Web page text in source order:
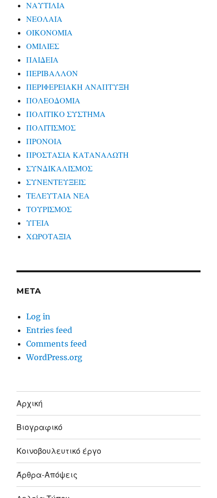
ΝΑΥΤΙΛΙΑ
ΝΕΟΛΑΙΑ
ΟΙΚΟΝΟΜΙΑ
ΟΜΙΛΙΕΣ
ΠΑΙΔΕΙΑ
ΠΕΡΙΒΑΛΛΟΝ
ΠΕΡΙΦΕΡΕΙΑΚΗ ΑΝΑΠΤΥΞΗ
ΠΟΛΕΟΔΟΜΙΑ
ΠΟΛΙΤΙΚΟ ΣΥΣΤΗΜΑ
ΠΟΛΙΤΙΣΜΟΣ
ΠΡΟΝΟΙΑ
ΠΡΟΣΤΑΣΙΑ ΚΑΤΑΝΑΛΩΤΗ
ΣΥΝΔΙΚΑΛΙΣΜΟΣ
ΣΥΝΕΝΤΕΥΞΕΙΣ
ΤΕΛΕΥΤΑΙΑ ΝΕΑ
ΤΟΥΡΙΣΜΟΣ
ΥΓΕΙΑ
ΧΩΡΟΤΑΞΙΑ
META
Log in
Entries feed
Comments feed
WordPress.org
Αρχική
Βιογραφικό
Κοινοβουλευτικό έργο
Άρθρα-Απόψεις